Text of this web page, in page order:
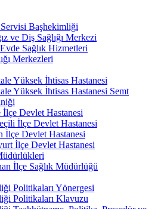
Başhekimliği
ve Diş Sağlığı Merkezi
Sağlık Hizmetleri
Merkezleri
Yüksek İhtisas Hastanesi
Yüksek İhtisas Hastanesi Semt
İlçe Devlet Hastanesi
İlçe Devlet Hastanesi
İlçe Devlet Hastanesi
İlçe Devlet Hastanesi
İlçe Sağlık Müdürlüğü
Politikaları Yönergesi
Politikaları Klavuzu